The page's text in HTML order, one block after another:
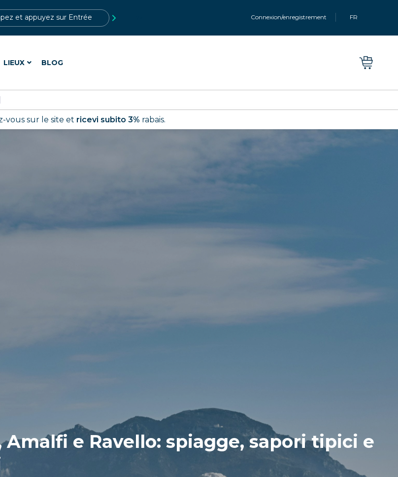
Connexion/enregistrement FR
LIEUX BLOG
vous sur le site et ricevi subito 3% rabais.
e Ravello: spiagge, sapori tipici e